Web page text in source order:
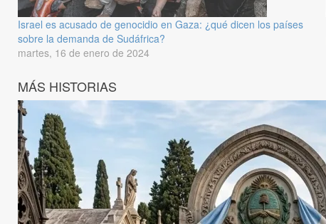
Israel es acusado de genocidio en Gaza: ¿qué dicen los países
sobre la demanda de Sudáfrica?
martes, 16 de enero de 2024
MÁS HISTORIAS